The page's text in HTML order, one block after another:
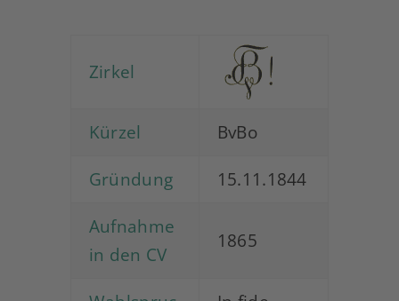
Zirkel
Kürzel
BvBo
Gründung
15.11.1844
Aufnahme
in den CV
1865